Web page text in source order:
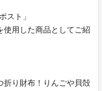
スト」
使用した商品としてご紹
折り財布！りんごや貝殻